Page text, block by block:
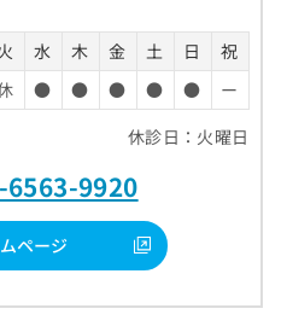
水 木 金 土 日
祝
● ● ● ● ●
ー
休診日：火曜日
6563-9920
ページ